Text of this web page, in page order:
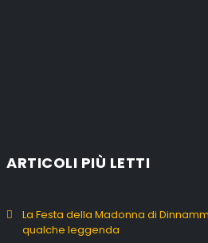
ARTICOLI PIÙ LETTI
La Festa della Madonna di
qualche leggenda